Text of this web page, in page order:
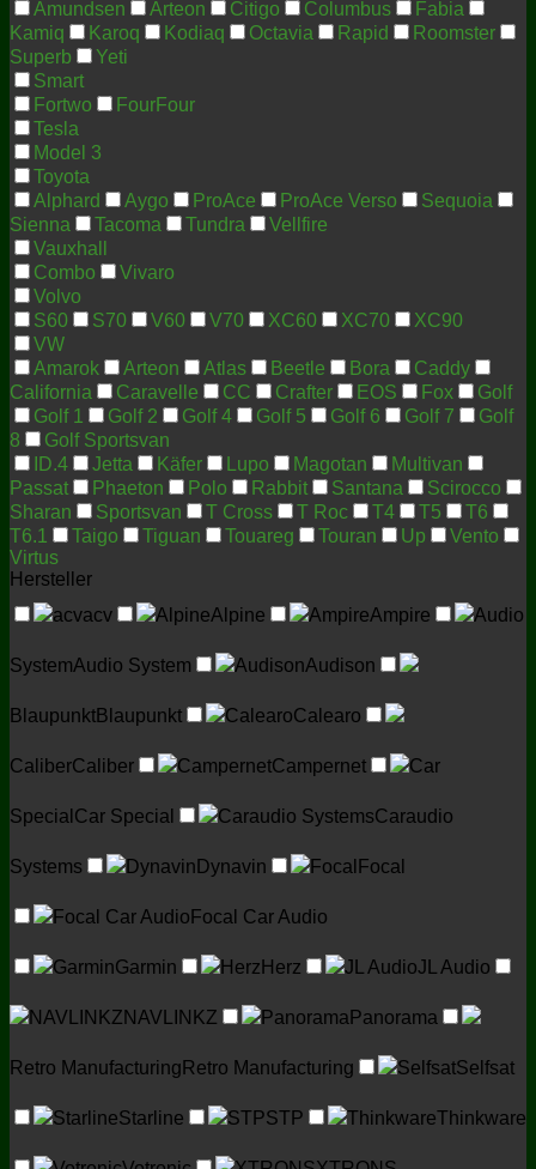
Amundsen Arteon Citigo Columbus
Fabia
Kamiq
Karoq Kodiaq Octavia Rapid
Roomster
Superb
Yeti
Smart
Fortwo
FourFour
Tesla
Model 3
Toyota
Alphard
Aygo ProAce ProAce Verso
Sequoia
Sienna
Tacoma Tundra
Vellfire
Vauxhall
Combo
Vivaro
Volvo
S60
S70 V60 V70 XC60 XC70
XC90
VW
Amarok
Arteon Atlas Beetle Bora
Caddy
California
Caravelle CC Crafter EOS Fox
Golf
Golf 1
Golf 2 Golf 4 Golf 5 Golf 6 Golf 7
Golf
8
Golf Sportsvan
ID.4
Jetta Käfer Lupo Magotan
Multivan
Passat
Phaeton Polo Rabbit Santana
Scirocco
Sharan
Sportsvan T Cross T Roc T4 T5
T6
T6.1
Taigo Tiguan Touareg Touran Up
Vento
Virtus
Hersteller
acvacv AlpineAlpine AmpireAmpire Audio
SystemAudio System AudisonAudison
BlaupunktBlaupunkt CalearoCalearo
CaliberCaliber CampernetCampernet Car
Special Car Special Caraudio SystemsCaraudio
Systems Dynavin Dynavin Focal Focal
Focal Car Audio Focal Car Audio
GarminGarmin Herz Herz JL AudioJL Audio
NAVLINKZ NAVLINKZ Panorama Panorama
Retro Manufacturing Retro Manufacturing SelfsatSelfsat
StarlineStarline STPSTP ThinkwareThinkware